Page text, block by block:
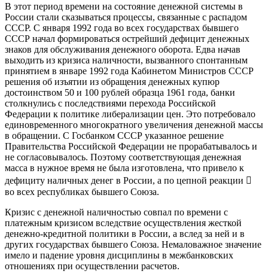
В этот период времени на состояние денежной системы в
России стали сказываться процессы, связанные с распадом
СССР. С января 1992 года во всех государствах бывшего
СССР начал формироваться острейший дефицит денежных
знаков для обслуживания денежного оборота. Едва начав
выходить из кризиса наличности, вызванного спонтанным
принятием в январе 1992 года Кабинетом Министров СССР
решения об изъятии из обращения денежных купюр
достоинством 50 и 100 рублей образца 1961 года, банки
столкнулись с последствиями перехода Российской
Федерации к политике либерализации цен. Это потребовало
единовременного многократного увеличения денежной массы
в обращении. С Госбанком СССР указанное решение
Правительства Российской Федерации не прорабатывалось и
не согласовывалось. Поэтому соответствующая денежная
масса в нужное время не была изготовлена, что привело к
дефициту наличных денег в России, а по цепной реакции 
во всех республиках бывшего Союза.
Кризис с денежной наличностью совпал по времени с
платежным кризисом вследствие осуществления жесткой
денежно-кредитной политики в России, а вслед за ней и в
других государствах бывшего Союза. Немаловажное значение
имело и падение уровня дисциплины в межбанковских
отношениях при осуществлении расчетов.